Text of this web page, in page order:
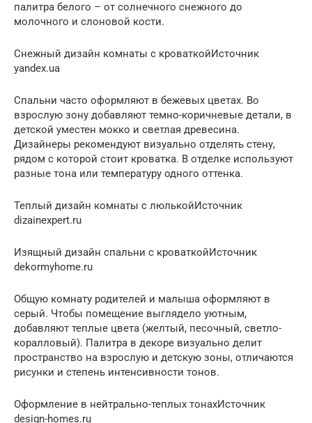
палитра белого – от солнечного снежного до
молочного и слоновой кости.
Снежный дизайн комнаты с кроваткойИсточник
yandex.ua
Спальни часто оформляют в бежевых цветах. Во
взрослую зону добавляют темно-коричневые детали, в
детской уместен мокко и светлая древесина.
Дизайнеры рекомендуют визуально отделять стену,
рядом с которой стоит кроватка. В отделке используют
разные тона или температуру одного оттенка.
Теплый дизайн комнаты с люлькойИсточник
dizainexpert.ru
Изящный дизайн спальни с кроваткойИсточник
dekormyhome.ru
Общую комнату родителей и малыша оформляют в
серый. Чтобы помещение выглядело уютным,
добавляют теплые цвета (желтый, песочный, светло-
коралловый). Палитра в декоре визуально делит
пространство на взрослую и детскую зоны, отличаются
рисунки и степень интенсивности тонов.
Оформление в нейтрально-теплых тонахИсточник
design-homes.ru